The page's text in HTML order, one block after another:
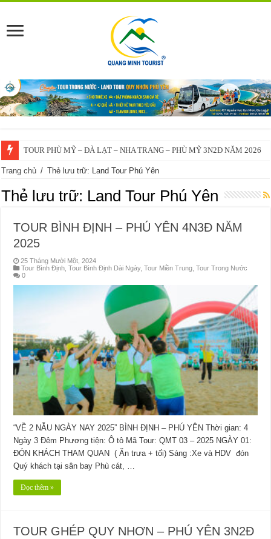
TOUR PHÙ MỸ – ĐÀ LẠT – NHA TRANG – PHÙ MỸ 3N2Đ NĂM 2026
VĨNH THẠNH – ĐÀ LẠT – NHA TRANG – VĨNH THẠNH 3N2Đ – 2025
Trang chủ / Thẻ lưu trữ: Land Tour Phú Yên
Thẻ lưu trữ: Land Tour Phú Yên
TOUR BÌNH ĐỊNH – PHÚ YÊN 4N3Đ NĂM
2025
25 Tháng Mười Một, 2024
Tour Bình Định,Tour Bình Định Dài Ngày,Tour Miền Trung,Tour Trong Nước
0
“VỀ 2 NẪU NGÀY NAY 2025” BÌNH ĐỊNH – PHÚ YÊN Thời gian: 4
Ngày 3 Đêm Phương tiện: Ô tô Mã Tour: QMT 03 – 2025 NGÀY 01:
ĐÓN KHÁCH THAM QUAN ( Ăn trưa + tối) Sáng :Xe và HDV đón
Quý khách tại sân bay Phù cát, …
Đọc thêm »
TOUR GHÉP QUY NHƠN – PHÚ YÊN 3N2Đ